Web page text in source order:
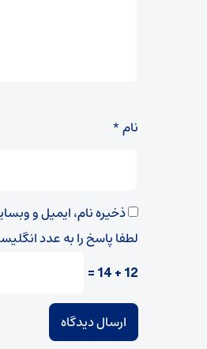
نام*
ذخیره نام، ایمیل و
لطفا پاسخ را به عدد
12 + 14 =